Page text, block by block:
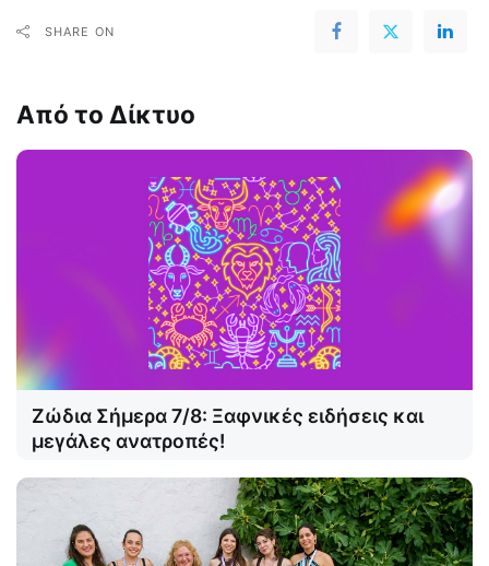
SHARE ON
Από το Δίκτυο
Ζώδια Σήμερα 7/8: Ξαφνικές ειδήσεις και
μεγάλες ανατροπές!